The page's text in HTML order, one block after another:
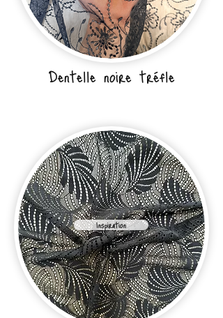
Dentelle noire tréfle
Inspiration